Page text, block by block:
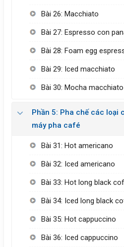
Bài 26: Macchiato
Bài 27: Espresso con
Bài 28: Foam egg
Bài 29: Iced macchiato
Bài 30: Mocha macchiato
Phần 5: Pha chế các loại
máy pha café
Bài 31: Hot americano
Bài 32: Iced americano
Bài 33: Hot long black
Bài 34: Iced long black
Bài 35: Hot cappuccino
Bài 36: Iced cappuccino